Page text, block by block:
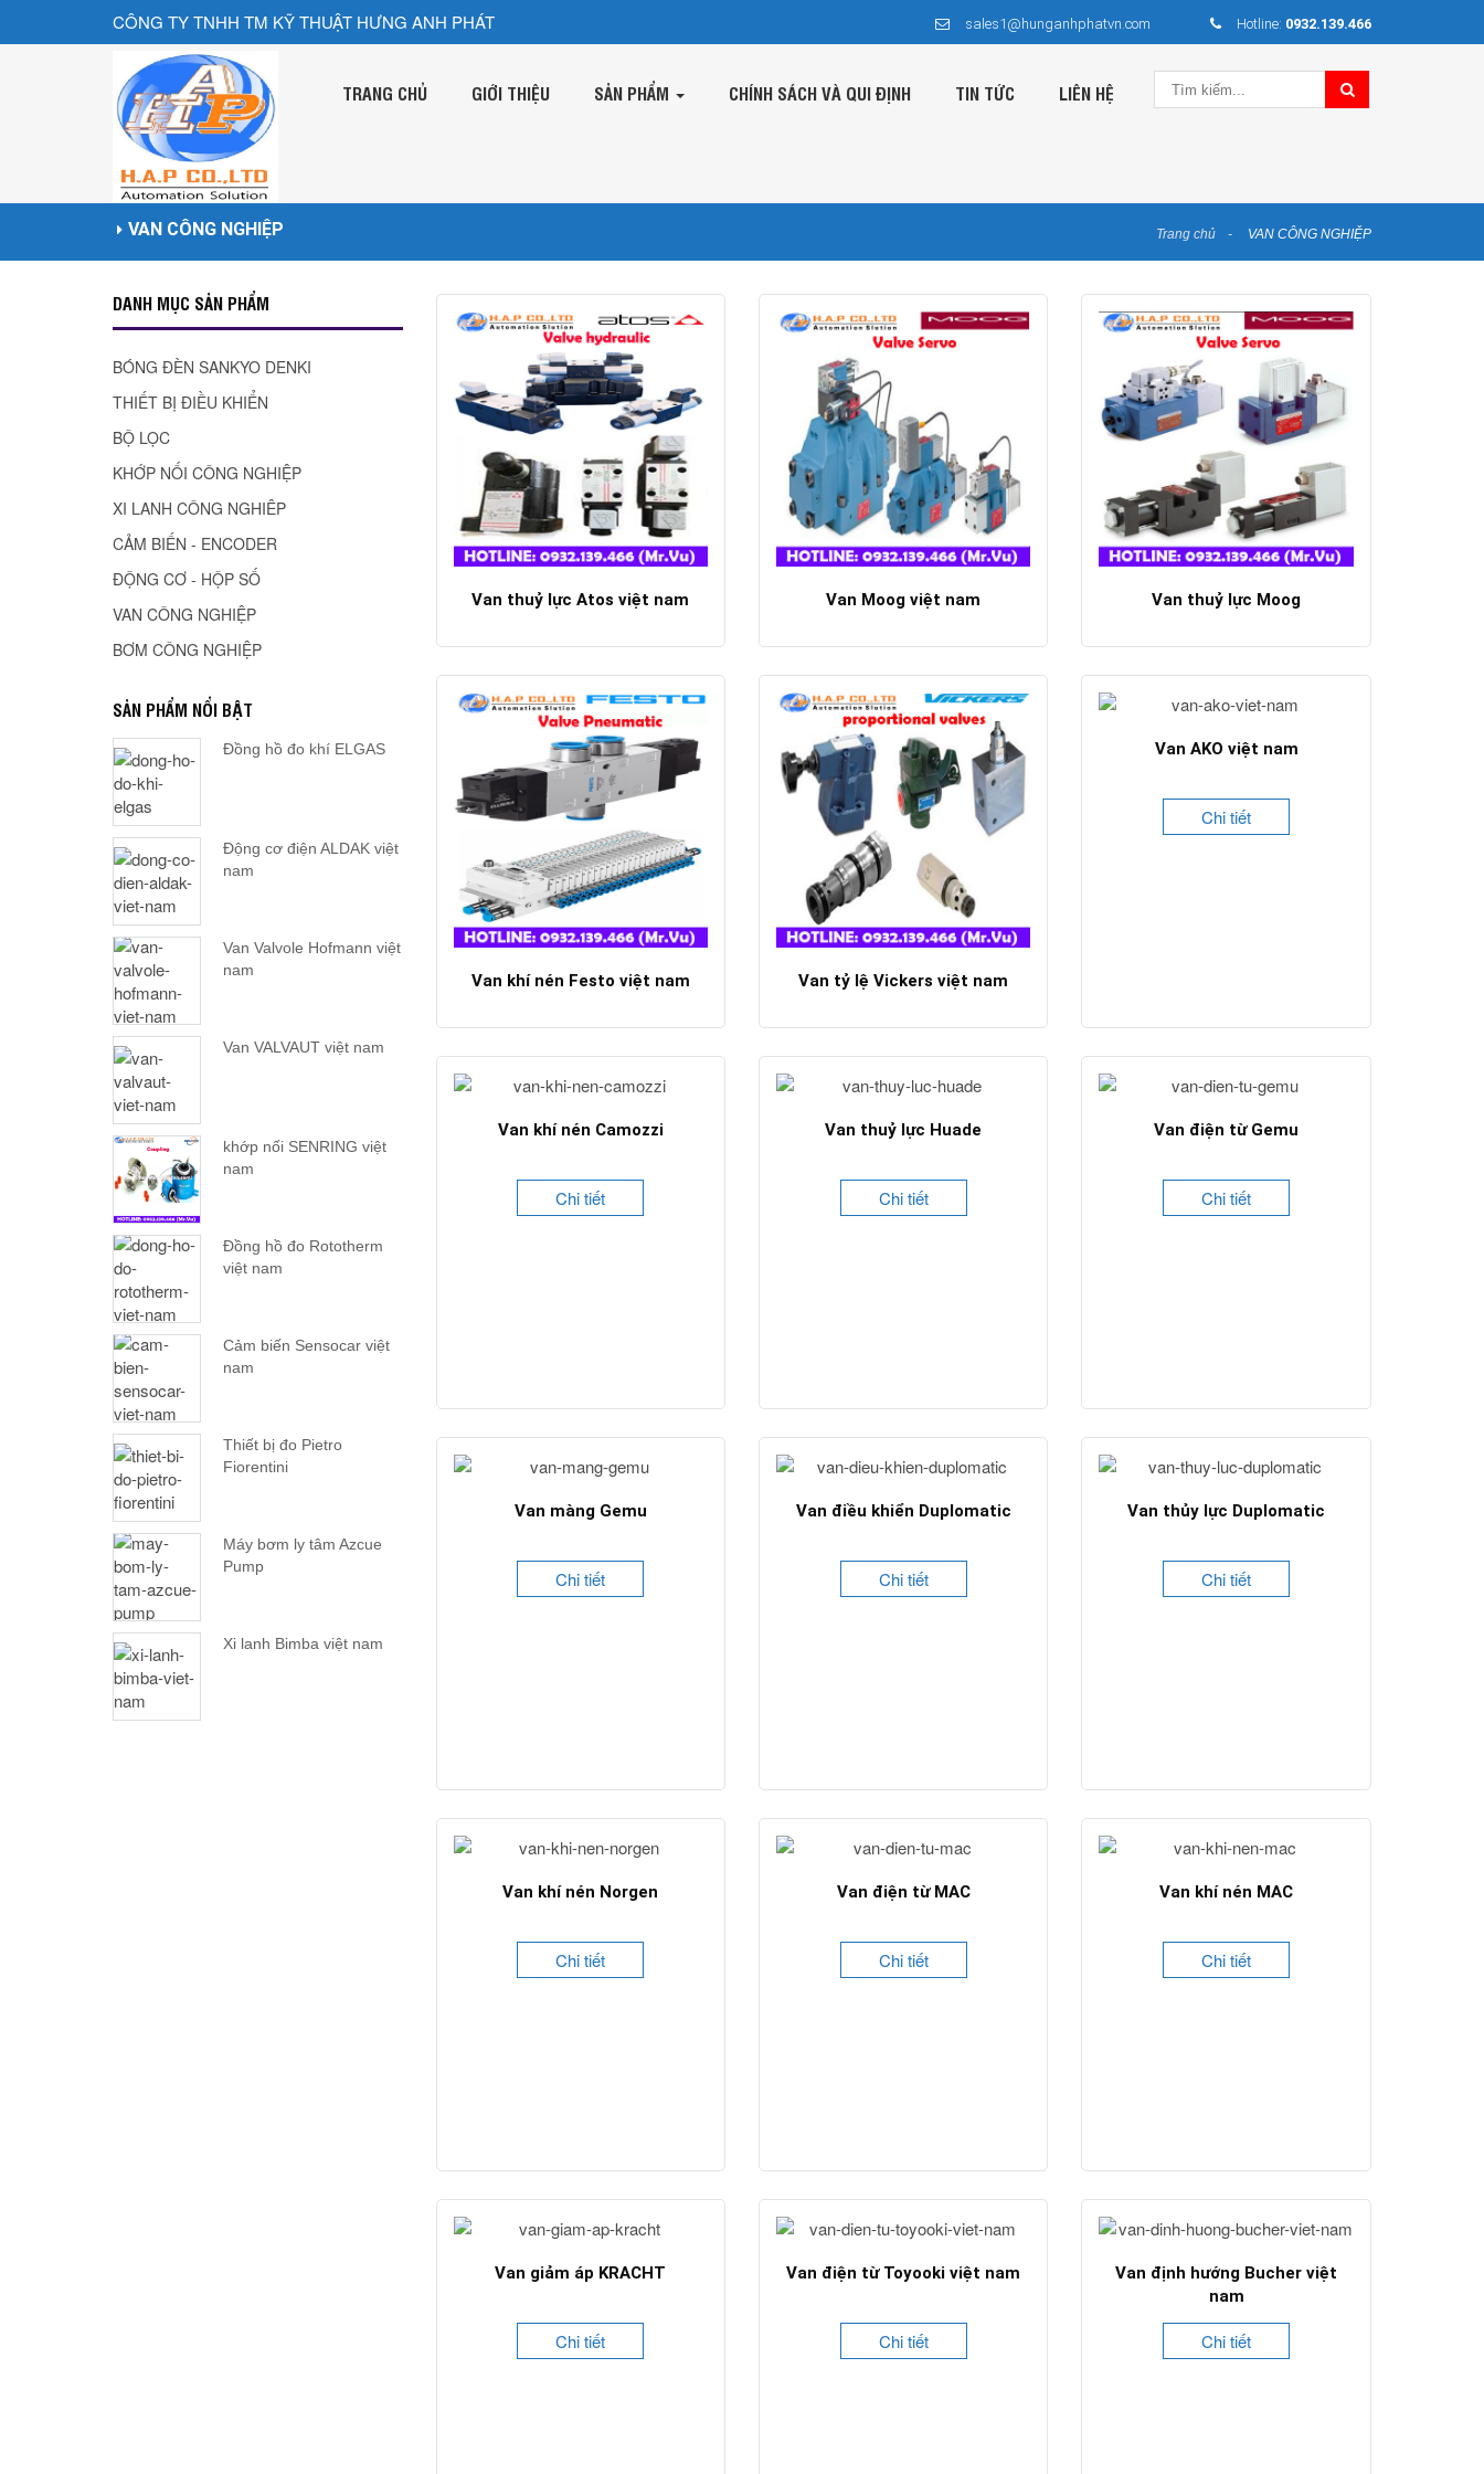
CÔNG TY TNHH TM KỸ THUẬT HƯNG ANH PHÁT sales1@hunganhphatvn.com Hotline: 0932.139.466
TRANG CHỦ GIỚI THIỆU SẢN PHẨM CHÍNH SÁCH VÀ QUI ĐỊNH TIN TỨC LIÊN HỆ
VAN CÔNG NGHIỆP Trang chủ VAN CÔNG NGHIỆP
Van thuỷ lực Atos việt nam Van Moog việt nam Van thuỷ lực Moog
Van khí nén Festo việt nam Van tỷ lệ Vickers việt nam
Van AKO việt nam
Chi tiết
Van khí nén Camozzi
Chi tiết
Van thuỷ lực Huade
Chi tiết
Van điện từ Gemu
Chi tiết
Van màng Gemu
Chi tiết
Van điều khiển Duplomatic
Chi tiết
Van thủy lực Duplomatic
Chi tiết
Van khí nén Norgen
Chi tiết
Van điện từ MAC
Chi tiết
Van khí nén MAC
Chi tiết
Van giảm áp KRACHT
Chi tiết
Van điện từ Toyooki việt nam
Chi tiết
Van định hướng Bucher việt
nam
Chi tiết
DANH MỤC SẢN PHẨM
BÓNG ĐÈN SANKYO DENKI
THIẾT BỊ ĐIỀU KHIỂN
BỘ LỌC
KHỚP NỐI CÔNG NGHIỆP
XI LANH CÔNG NGHIÊP
CẢM BIẾN - ENCODER
ĐỘNG CƠ - HỘP SỐ
VAN CÔNG NGHIỆP
BƠM CÔNG NGHIỆP
SẢN PHẨM NỔI BẬT
Đồng hồ đo khí ELGAS
Động cơ điện ALDAK việt
nam
Van Valvole Hofmann việt
nam
Van VALVAUT việt nam
khớp nối SENRING việt
nam
Đồng hồ đo Rototherm
việt nam
Cảm biến Sensocar việt
nam
Thiết bị đo Pietro
Fiorentini
Máy bơm ly tâm Azcue
Pump
Xi lanh Bimba việt nam